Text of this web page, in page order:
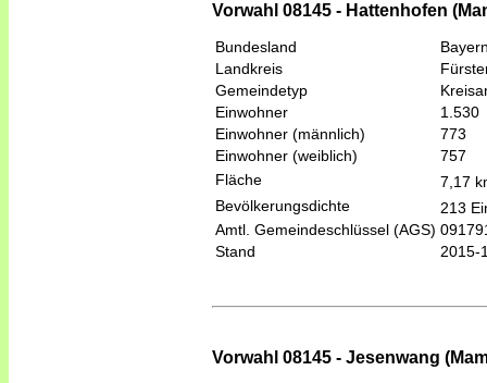
Vorwahl 08145 - Hattenhofen
Bundesland
Landkreis
Gemeindetyp
Einwohner
1.530
Einwohner (männlich)
773
Einwohner (weiblich)
757
Fläche
7,17
Bevölkerungsdichte
213
Amtl. Gemeindeschlüssel (AGS)
Stand
2015-
Vorwahl 08145 - Jesenwang